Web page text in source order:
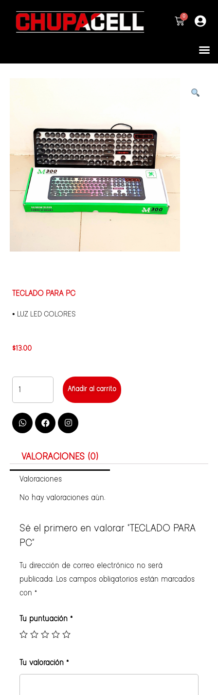
TECLADO PARA PC
• LUZ LED COLORES
$13.00
Añadir al carrito
VALORACIONES (0)
Valoraciones
No hay valoraciones aún.
Sé el primero en valorar “TECLADO PARA
PC”
Tu dirección de correo electrónico no será
publicada. Los campos obligatorios están marcados
con *
Tu puntuación *
Tu valoración *